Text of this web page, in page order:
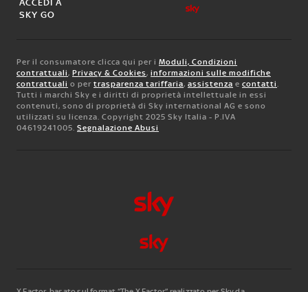
ACCEDI A
SKY GO
Per il consumatore clicca qui per i Moduli, Condizioni
contrattuali, Privacy & Cookies, informazioni sulle modifiche
contrattuali o per trasparenza tariffaria, assistenza e contatti.
Tutti i marchi Sky e i diritti di proprietà intellettuale in essi
contenuti, sono di proprietà di Sky international AG e sono
utilizzati su licenza. Copyright 2025 Sky Italia - P.IVA
04619241005. Segnalazione Abusi